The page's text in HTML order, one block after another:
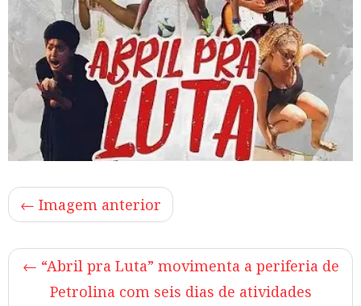
← Imagem anterior
← “Abril pra Luta” movimenta a periferia de
Petrolina com seis dias de atividades